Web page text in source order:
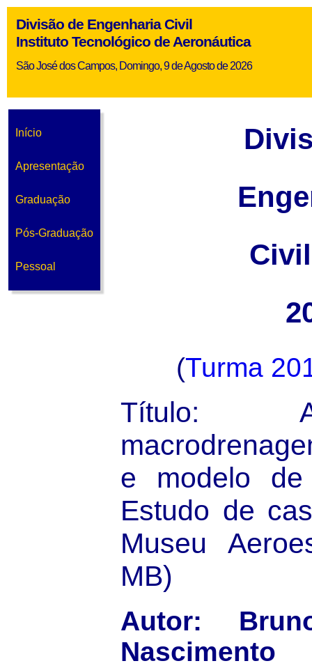
Divisão de Engenharia Civil
Instituto Tecnológico de Aeronáutica
São José dos Campos, Domingo, 9 de Agosto de 2026
Início
Apresentação
Graduação
Pós-Graduação
Pessoal
(Turma
Título:
e modelo de
Estudo de
Museu
MB)
Autor:
Nascimento